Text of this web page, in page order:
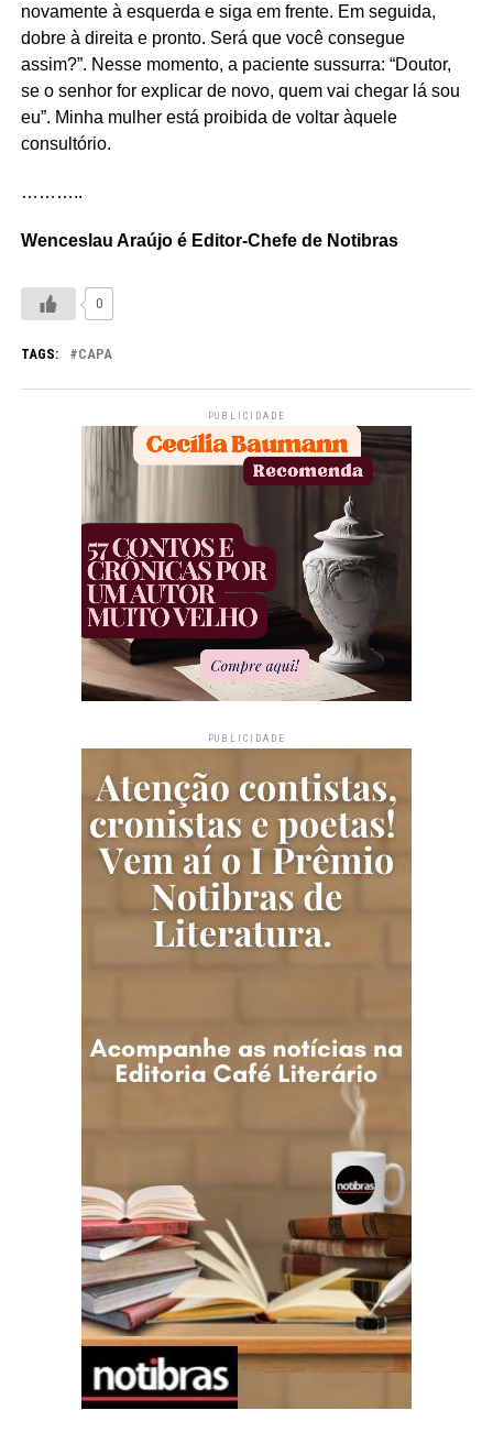
novamente à esquerda e siga em frente. Em seguida,
dobre à direita e pronto. Será que você consegue
assim?”. Nesse momento, a paciente sussurra: “Doutor,
se o senhor for explicar de novo, quem vai chegar lá sou
eu”. Minha mulher está proibida de voltar àquele
consultório.
………..
Wenceslau Araújo é Editor-Chefe de Notibras
0
TAGS: CAPA
PUBLICIDADE
PUBLICIDADE